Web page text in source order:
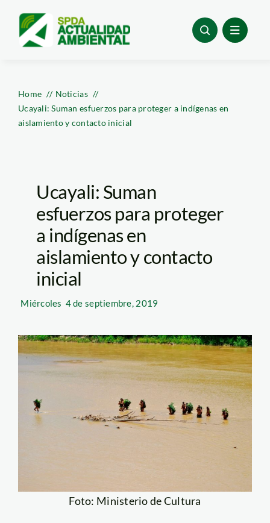
content
Home
Noticias
Ucayali: Suman esfuerzos para proteger a indígenas en
aislamiento y contacto inicial
Ucayali: Suman
esfuerzos para proteger
a indígenas en
aislamiento y contacto
inicial
Miércoles 4 de septiembre, 2019
Foto: Ministerio de Cultura